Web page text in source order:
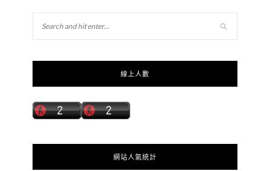
線上人數
網站人氣統計